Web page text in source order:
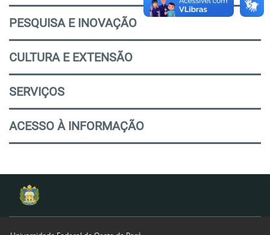
PESQUISA E INOVAÇÃO
CULTURA E EXTENSÃO
SERVIÇOS
ACESSO À INFORMAÇÃO